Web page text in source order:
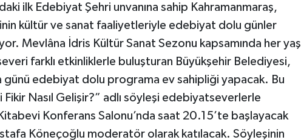
ilk Edebiyat Şehri unvanına sahip Kahramanmaraş,
kültür ve sanat faaliyetleriyle edebiyat dolu günler
Mevlâna İdris Kültür Sanat Sezonu kapsamında her yaş
farklı etkinliklerle buluşturan Büyükşehir Belediyesi,
günü edebiyat dolu programa ev sahipliği yapacak. Bu
Nasıl Gelişir?” adlı söyleşi edebiyatseverlerle
Konferans Salonu’nda saat 20.15’te başlayacak
Köneçoğlu moderatör olarak katılacak. Söyleşinin